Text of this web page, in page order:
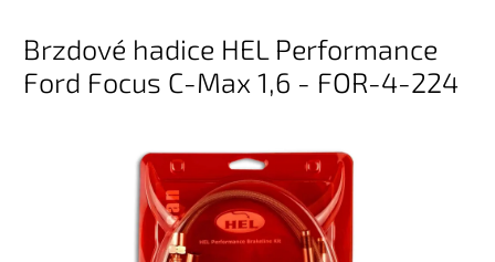
Brzdové hadice HEL Performance
Ford Focus C-Max 1,6 - FOR-4-224